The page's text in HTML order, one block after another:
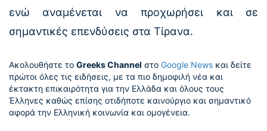
ενώ αναμένεται να προχωρήσει και σε
σημαντικές επενδύσεις στα Τίρανα.
Ακολουθήστε το Greeks Channel στο Google News και δείτε
πρώτοι όλες τις ειδήσεις, με τα πιο δημοφιλή νέα και
έκτακτη επικαιρότητα για την Ελλάδα και όλους τους
Έλληνες καθώς επίσης οτιδήποτε καινούργιο και σημαντικό
αφορά την Ελληνική κοινωνία και ομογένεια.